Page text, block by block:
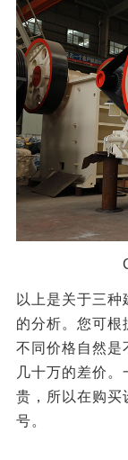
以上是关于三
的分析。您可根
不同价格自然是
几十万的差价
贵，所以在购买
号。